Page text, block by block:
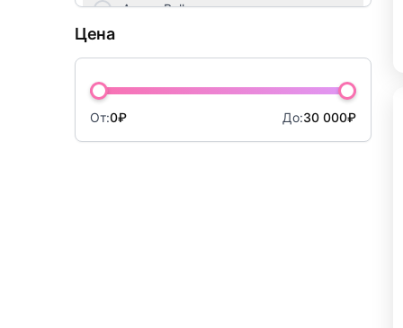
Мягкие игрушки
Новогодний ассортимент
Amore Bello
Apitor
Цена
От:0₽ До:30 000₽